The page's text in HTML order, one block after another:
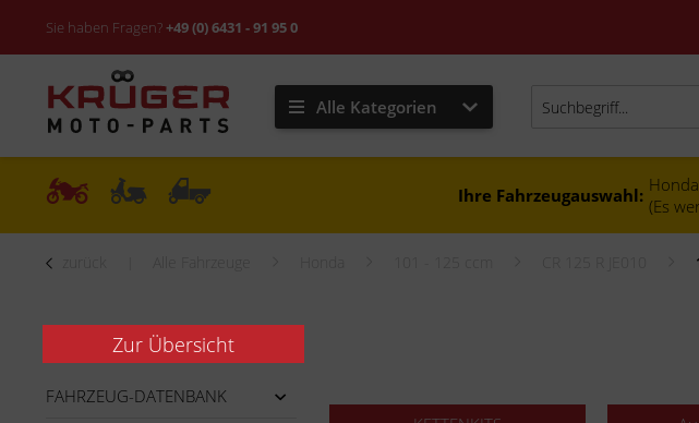
Sie haben Fragen?+49 (0) 6431 - 91 95 0
Alle Kategorien
Ihre Fahrzeugauswahl: (Es
FAHRZEUG-DATENBANK
Zur Übersicht